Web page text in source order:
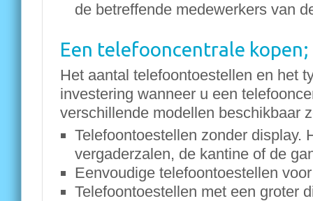
de betreffende medewerkers van
Een telefooncentrale kopen;
Het aantal telefoontoestellen en het
investering wanneer u een
verschillende modellen beschikbaar
Telefoontoestellen zonder display.
vergaderzalen, de kantine of de
Eenvoudige telefoontoestellen
Telefoontoestellen met een groter